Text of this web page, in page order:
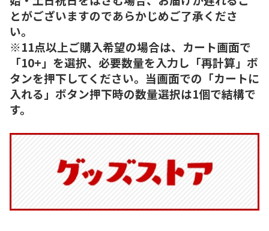
とがございますのであらかじめご了承くださ
い。
※11点以上ご購入希望の場合は、カート画面で
「10+」を選択、必要数量を入力し「再計算」ボ
タンを押下してください。当画面での「カートに
入れる」ボタン押下時の数量選択は1個で結構で
す。